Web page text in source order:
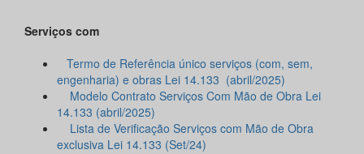
Serviços com
Termo de Referência único serviços (com, sem,
engenharia) e obras Lei 14.133 (abril/2025)
Modelo Contrato Serviços Com Mão de Obra Lei
14.133 (abril/2025)
Lista de Verificação Serviços com Mão de Obra
exclusiva Lei 14.133 (Set/24)